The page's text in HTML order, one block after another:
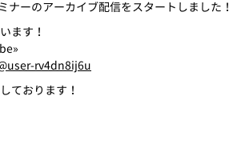
ナーのアーカイブ配信をスタートしました！
ます！
rv4dn8ij6u
ております！